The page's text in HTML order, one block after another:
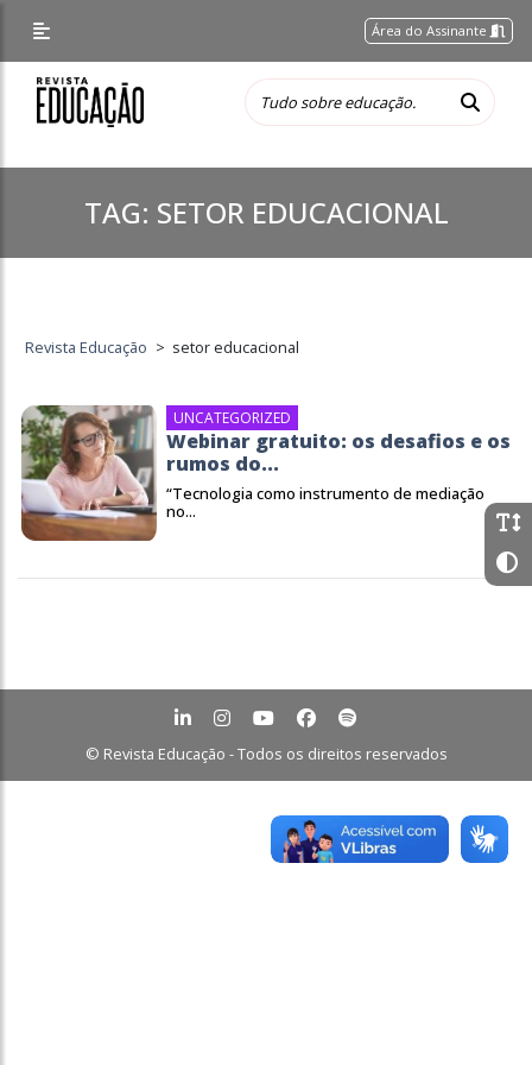
Área do Assinante
TAG: SETOR EDUCACIONAL
Revista Educação > setor educacional
UNCATEGORIZED
Webinar gratuito: os desafios e os
rumos do...
“Tecnologia como instrumento de mediação
no...
© Revista Educação - Todos os direitos reservados